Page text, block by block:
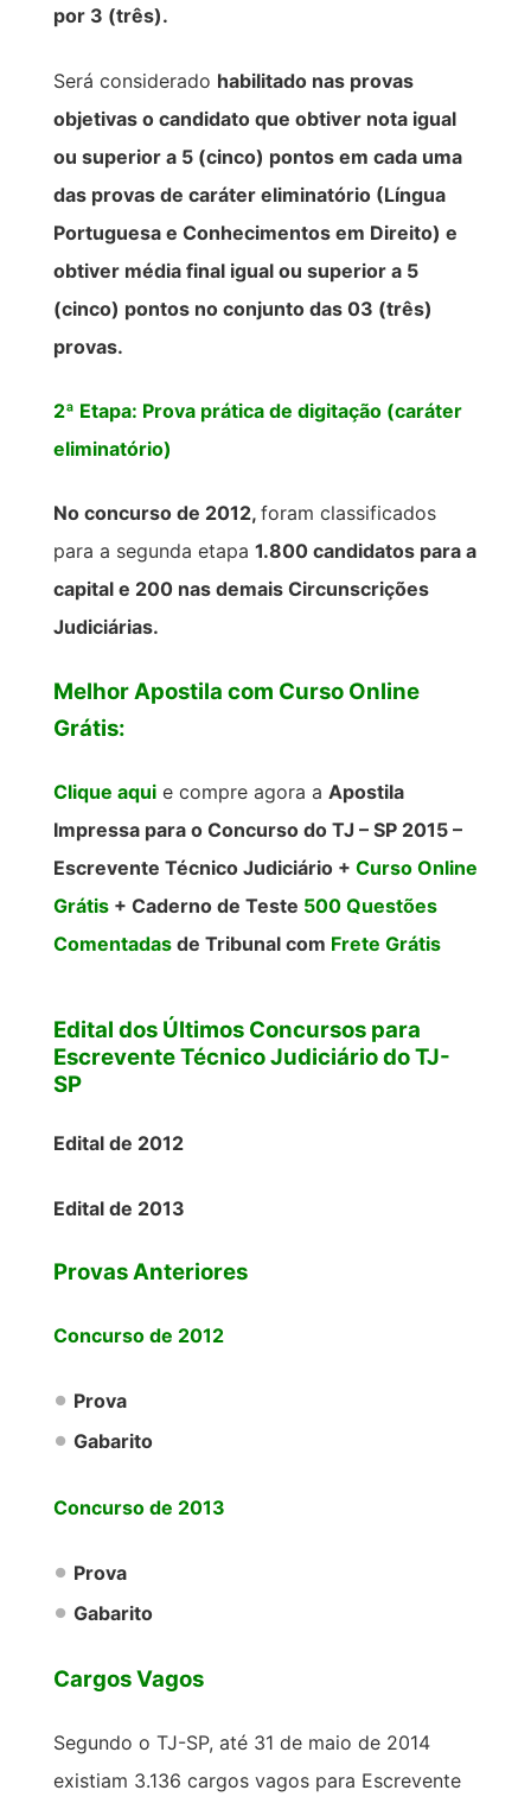
por 3 (três).
Será considerado habilitado nas provas
objetivas o candidato que obtiver nota igual
ou superior a 5 (cinco) pontos em cada uma
das provas de caráter eliminatório (Língua
Portuguesa e Conhecimentos em Direito) e
obtiver média final igual ou superior a 5
(cinco) pontos no conjunto das 03 (três)
provas.
2ª Etapa: Prova prática de digitação (caráter
eliminatório)
No concurso de 2012, foram classificados
para a segunda etapa 1.800 candidatos para a
capital e 200 nas demais Circunscrições
Judiciárias.
Melhor Apostila com Curso Online
Grátis:
Clique aqui e compre agora a Apostila
Impressa para o Concurso do TJ – SP 2015 –
Escrevente Técnico Judiciário+ Curso Online
Grátis+ Caderno de Teste 500 Questões
Comentadasde Tribunal com Frete Grátis
Edital dos Últimos Concursos para
Escrevente Técnico Judiciário do TJ-
SP
Edital de 2012
Edital de 2013
Provas Anteriores
Concurso de 2012
Prova
Gabarito
Concurso de 2013
Prova
Gabarito
Cargos Vagos
Segundo o TJ-SP, até 31 de maio de 2014
existiam 3.136 cargos vagos para Escrevente